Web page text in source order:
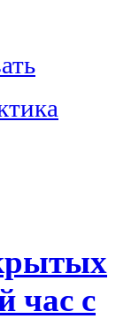
час с